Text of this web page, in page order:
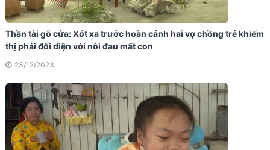
Thần tài gõ cửa: Xót xa trước hoàn cảnh hai vợ chồng trẻ khiếm
thị phải đối diện với nỗi đau mất con
23/12/2023